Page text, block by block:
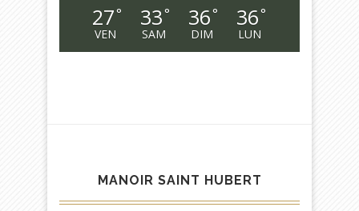
27°
VEN
33°
SAM
36°
DIM
36°
LUN
MANOIR SAINT HUBERT